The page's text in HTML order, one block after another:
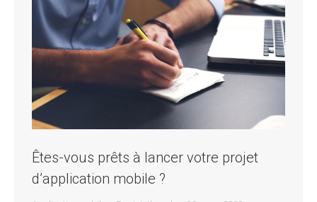
Êtes-vous prêts à lancer votre projet
d’application mobile ?